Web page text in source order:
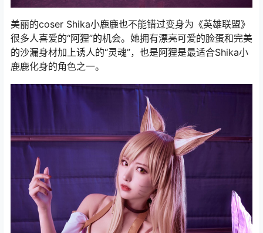
美丽的coser Shika小鹿鹿也不能错过变身为《英雄联盟》
很多人喜爱的“阿狸”的机会。她拥有漂亮可爱的脸蛋和完美
的沙漏身材加上诱人的“灵魂”，也是阿狸是最适合Shika小
鹿鹿化身的角色之一。